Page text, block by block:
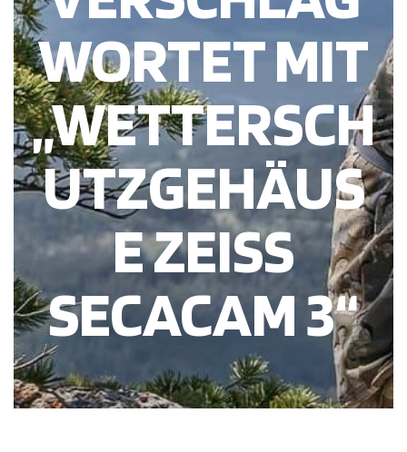
WORTET MIT
„WETTERSCH
UTZGEHÄUS
E ZEISS
SECACAM 3“